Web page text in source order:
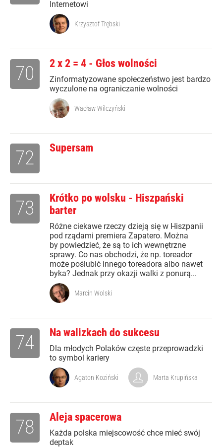
Internetowi
Krzysztof Trębski
2 x 2 = 4 - Głos wolności
Zinformatyzowane społeczeństwo jest bardzo
wyczulone na ograniczanie wolności
70
Wacław Wilczyński
Supersam
72
Krótko po wolsku - Hiszpański
barter
Różne ciekawe rzeczy dzieją się w Hiszpanii
pod rządami premiera Zapatero. Można
by powiedzieć, że są to ich wewnętrzne
sprawy. Co nas obchodzi, że np. toreador
może poślubić innego toreadora albo nawet
byka? Jednak przy okazji walki z ponurą...
73
Marcin Wolski
Na walizkach do sukcesu
Dla młodych Polaków częste przeprowadzki
to symbol kariery
74
Agaton Koziński Marta Krupińska
Aleja spacerowa
Każda polska miejscowość chce mieć swój
deptak
78